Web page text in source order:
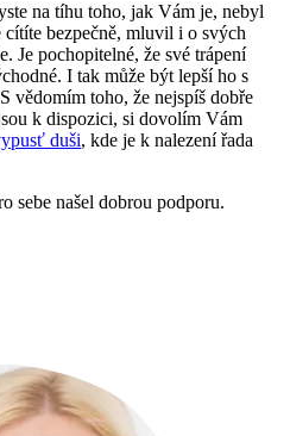
na tíhu toho, jak Vám je, nebyl
cítíte bezpečně, mluvil i o svých
Je pochopitelné, že své trápení
I tak může být lepší ho s
vědomím toho, že nejspíš dobře
k dispozici, si dovolím Vám
duši, kde je k nalezení řada
sebe našel dobrou podporu.